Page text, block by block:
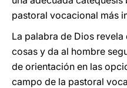
pastoral vocacional más
La palabra de Dios
cosas y da al hombre
de orientación en las
campo de la pastoral